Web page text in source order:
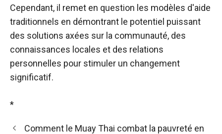
Cependant, il remet en question les modèles d'aide
traditionnels en démontrant le potentiel puissant
des solutions axées sur la communauté, des
connaissances locales et des relations
personnelles pour stimuler un changement
significatif.
*
Comment le Muay Thai combat la pauvreté en